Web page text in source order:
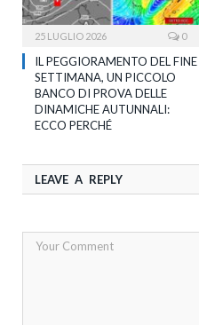
25 LUGLIO 2026 0
IL PEGGIORAMENTO DEL FINE
SETTIMANA, UN PICCOLO
BANCO DI PROVA DELLE
DINAMICHE AUTUNNALI:
ECCO PERCHÉ
LEAVE A REPLY